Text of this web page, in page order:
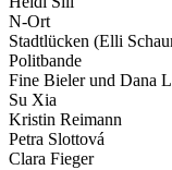
N-Ort
Stadtlücken (Elli
Politbande
Fine Bieler und Dana
Su Xia
Kristin Reimann
Petra Slottová
Clara Fieger